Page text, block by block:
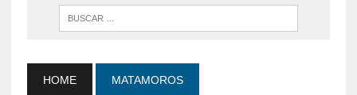
HOME MATAMOROS